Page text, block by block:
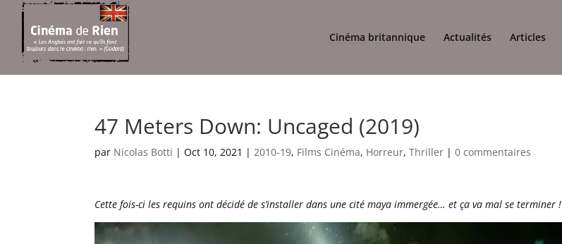
Cinéma britannique Actualités Articles
47 Meters Down: Uncaged (2019)
par Nicolas Botti |Oct 10, 2021 |2010-19, Films Cinéma, Horreur,Thriller |0 commentaires
Cette fois-ci les requins ont décidé de s’installer dans une cité maya immergée… et ça va mal se terminer !